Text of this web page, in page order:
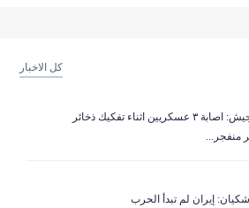
كل الاخبار
الجيش: اصابة ٣ عسكريين اثناء تفكيك ذخائر
منفجر...
إيران لم تبدأ الحرب